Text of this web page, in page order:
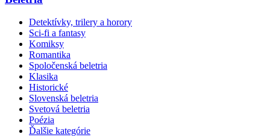
Detektívky, trilery a horory
Sci-fi a fantasy
Komiksy
Romantika
Spoločenská beletria
Klasika
Historické
Slovenská beletria
Svetová beletria
Poézia
Ďalšie kategórie